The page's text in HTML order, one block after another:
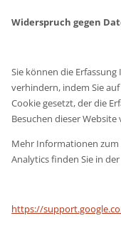
Widerspruch gegen
Sie können die
verhindern, indem Sie
Cookie gesetzt, der die
Besuchen dieser
Mehr Informationen
Analytics finden Sie in
https://